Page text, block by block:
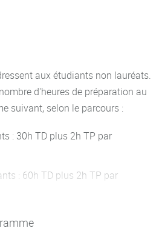
aux étudiants non lauréats.
d'heures de préparation au
suivant, selon le parcours :
: 30h TD plus 2h TP par
: 60h TD plus 2h TP par
100h TD plus 2h par admissible